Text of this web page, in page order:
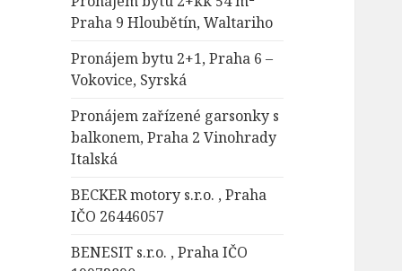
Praha 9 Hloubětín, Waltariho
Pronájem bytu 2+1, Praha 6 –
Vokovice, Syrská
Pronájem zařízené garsonky s
balkonem, Praha 2 Vinohrady
Italská
BECKER motory s.r.o. , Praha
IČO 26446057
BENESIT s.r.o. , Praha IČO